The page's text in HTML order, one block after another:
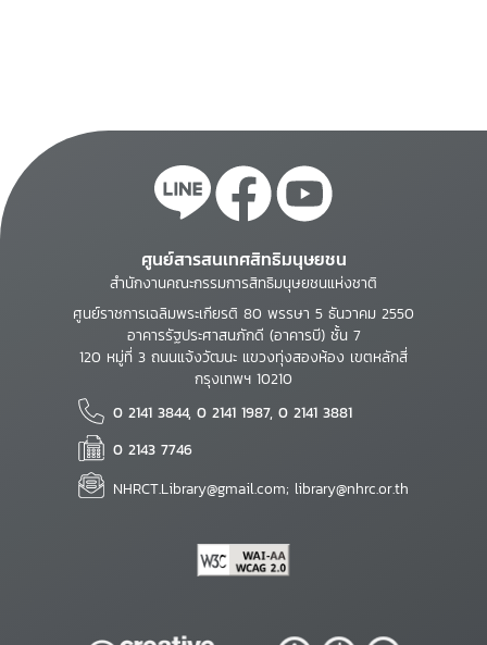
ศูนย์สารสนเทศสิทธิมนุษยชน
สำนักงานคณะกรรมการสิทธิมนุษยชนแห่งชาติ
ศูนย์ราชการเฉลิมพระเกียรติ 80 พรรษา 5 ธันวาคม 2550
อาคารรัฐประศาสนภักดี (อาคารบี) ชั้น 7
120 หมู่ที่ 3 ถนนแจ้งวัฒนะ แขวงทุ่งสองห้อง เขตหลักสี่
กรุงเทพฯ 10210
0 2141 3844, 0 2141 1987, 0 2141 3881
0 2143 7746
NHRCT.Library@gmail.com; library@nhrc.or.th